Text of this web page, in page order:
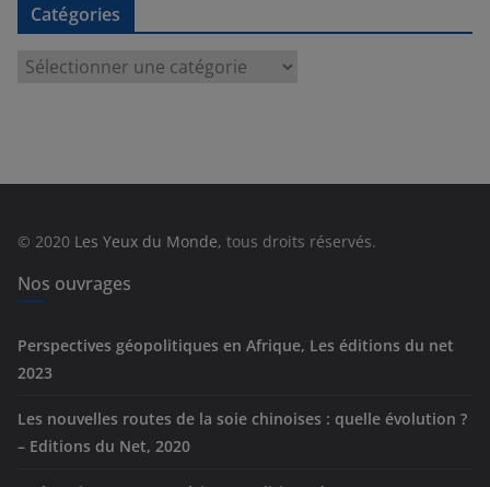
Catégories
e
s
© 2020 Les Yeux du Monde, tous droits réservés.
Nos ouvrages
Perspectives géopolitiques en Afrique, Les éditions du net
2023
Les nouvelles routes de la soie chinoises : quelle évolution ?
– Editions du Net, 2020